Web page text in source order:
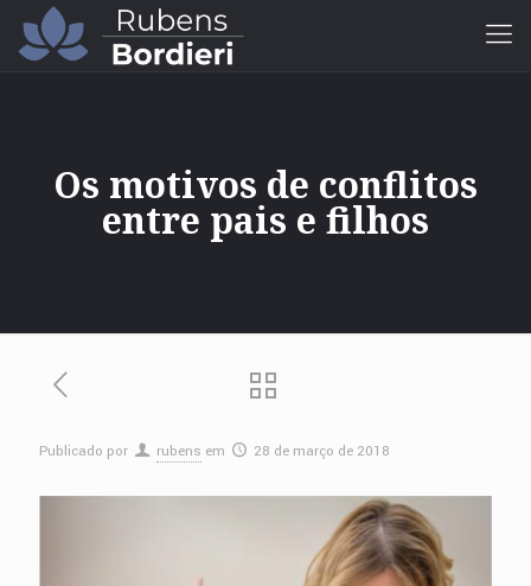
Os motivos de conflitos
entre pais e filhos
Publicado por rubens em 28 de março de 2018